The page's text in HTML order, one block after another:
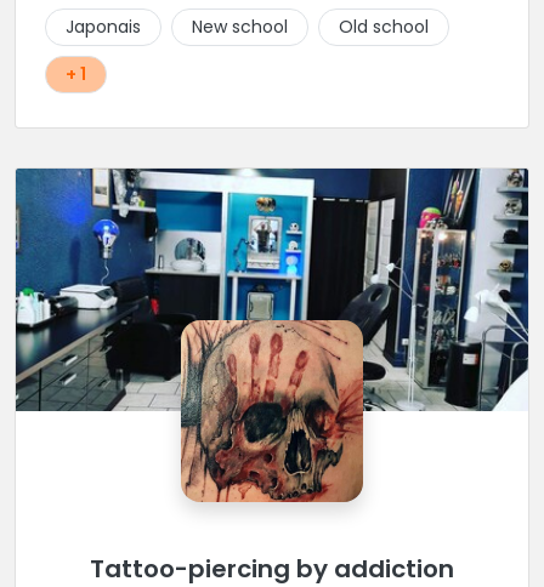
Japonais
New school
Old school
+ 1
Tattoo-piercing by addiction